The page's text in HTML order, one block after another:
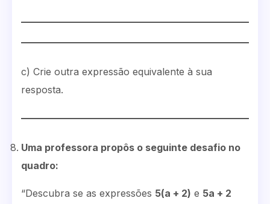
c) Crie outra expressão equivalente à sua
resposta.
Uma professora propôs o seguinte desafio no
quadro:
“Descubra se as expressões 5(a + 2) e 5a + 2